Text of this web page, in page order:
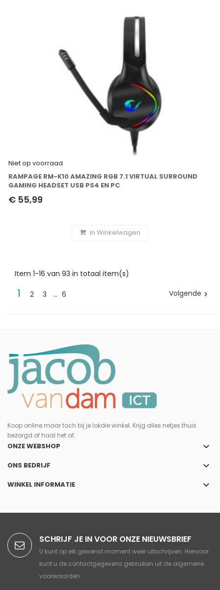
Niet op voorraad
RAMPAGE RM-K10 AMAZING RGB 7.1 VIRTUAL SURROUND
GAMING HEADSET USB PS4 EN PC
€ 55,99
In Winkelwagen
Item 1-16 van 93 in totaal item(s)
1 2 3 … 6 Volgende 
Koop online maar toch bij je lokale winkel. Krijg alles netjes thuis
bezorgd of haal het af.
ONZE WEBSHOP keyboard_arrow_down
ONS BEDRIJF keyboard_arrow_down
WINKEL INFORMATIE keyboard_arrow_down
SCHRIJF JE IN VOOR ONZE NIEUWSBRIEF
U kunt op elk gewenst moment weer uitschrijven. Hiervoor
kunt u de contactgegevens gebruiken uit de algemene
voorwaarden.